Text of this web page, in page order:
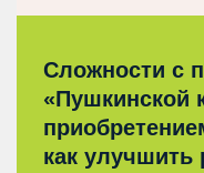
Сложности с
«Пушкинской
как улучшить